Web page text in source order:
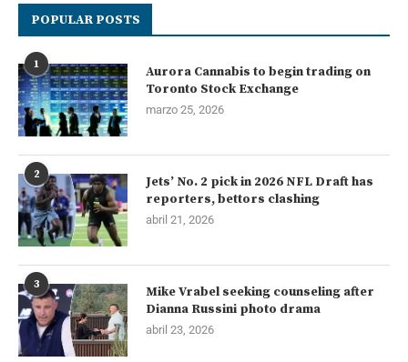
POPULAR POSTS
1
Aurora Cannabis to begin trading on
Toronto Stock Exchange
marzo 25, 2026
2
Jets’ No. 2 pick in 2026 NFL Draft has
reporters, bettors clashing
abril 21, 2026
3
Mike Vrabel seeking counseling after
Dianna Russini photo drama
abril 23, 2026